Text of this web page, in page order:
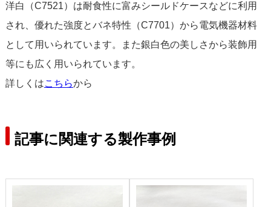
洋白（C7521）は耐食性に富みシールドケースなどに利用
され、優れた強度とバネ特性（C7701）から電気機器材料
として用いられています。また銀白色の美しさから装飾用
等にも広く用いられています。
詳しくはこちらから
記事に関連する製作事例